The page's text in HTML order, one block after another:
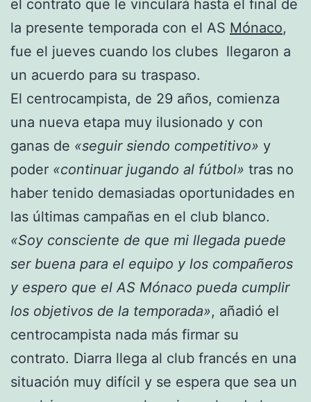
el contrato que le vinculará hasta el final de
la presente temporada con el AS Mónaco,
fue el jueves cuando los clubes llegaron a
un acuerdo para su traspaso.
El centrocampista, de 29 años, comienza
una nueva etapa muy ilusionado y con
ganas de «seguir siendo competitivo» y
poder «continuar jugando al fútbol» tras no
haber tenido demasiadas oportunidades en
las últimas campañas en el club blanco.
«Soy consciente de que mi llegada puede
ser buena para el equipo y los compañeros
y espero que el AS Mónaco pueda cumplir
los objetivos de la temporada», añadió el
centrocampista nada más firmar su
contrato. Diarra llega al club francés en una
situación muy difícil y se espera que sea un